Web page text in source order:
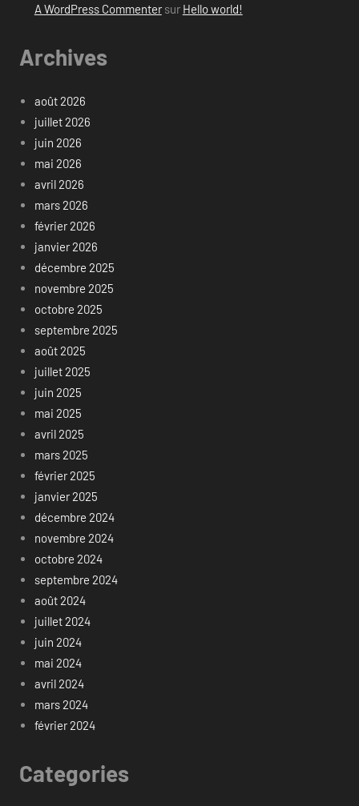
A WordPress Commentersur Hello world!
Archives
août 2026
juillet 2026
juin 2026
mai 2026
avril 2026
mars 2026
février 2026
janvier 2026
décembre 2025
novembre 2025
octobre 2025
septembre 2025
août 2025
juillet 2025
juin 2025
mai 2025
avril 2025
mars 2025
février 2025
janvier 2025
décembre 2024
novembre 2024
octobre 2024
septembre 2024
août 2024
juillet 2024
juin 2024
mai 2024
avril 2024
mars 2024
février 2024
Categories